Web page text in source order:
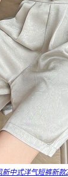
新中式洋气短裤新